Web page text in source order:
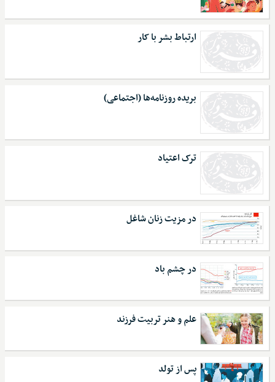
ارتباط بشر با کار
بریده روزنامه‌ها (اجتماعی)
ترک اعتیاد
در مزیت زنان شاغل
در چشم باد
علم و هنر تربیت فرزند
پس از تولد